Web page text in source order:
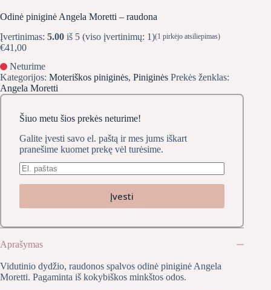
Odinė piniginė Angela Moretti – raudona
Įvertinimas: 5.00 iš 5 (viso įvertinimų: 1)(1 pirkėjo atsiliepimas)
€41,00
Neturime
Kategorijos: Moteriškos piniginės, Piniginės Prekės ženklas:
Angela Moretti
Šiuo metu šios prekės neturime!
Galite įvesti savo el. paštą ir mes jums iškart
pranešime kuomet prekę vėl turėsime.
Įvesti
Aprašymas
Vidutinio dydžio, raudonos spalvos odinė piniginė Angela
Moretti. Pagaminta iš kokybiškos minkštos odos.